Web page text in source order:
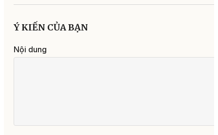
Ý KIẾN CỦA BẠN
Nội dung